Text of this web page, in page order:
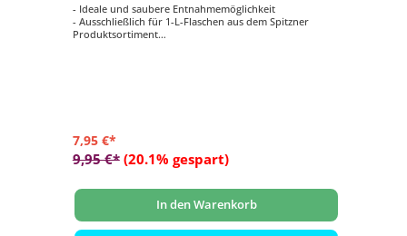
- Ideale und saubere Entnahmemöglichkeit
- Ausschließlich für 1-L-Flaschen aus dem Spitzner
Produktsortiment
7,95 €*
9,95 €* (20.1% gespart)
In den Warenkorb